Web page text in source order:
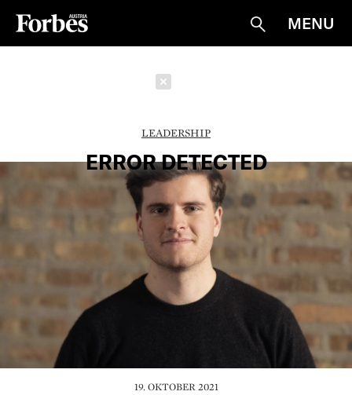
Suche
MENU
LEADERSHIP
ERROR DETECTED
19. OKTOBER 2021